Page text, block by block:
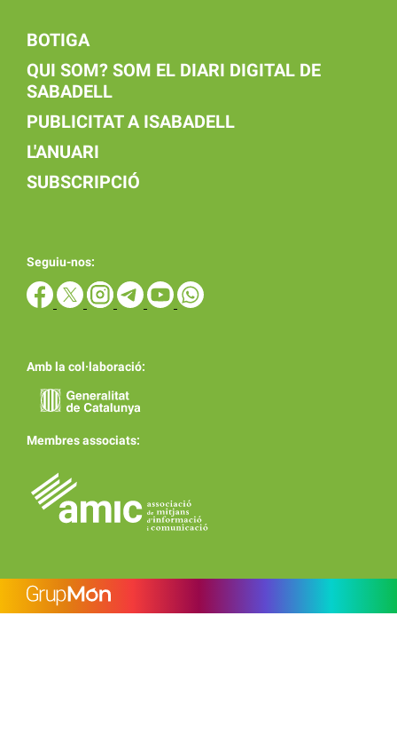
BOTIGA
QUI SOM? SOM EL DIARI DIGITAL DE
SABADELL
PUBLICITAT A ISABADELL
L'ANUARI
SUBSCRIPCIÓ
Seguiu-nos:
Amb la col·laboració:
Membres associats: